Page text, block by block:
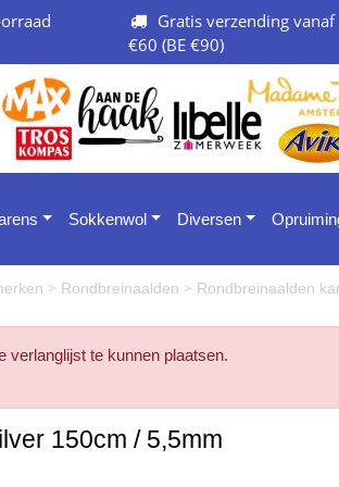
Gratis verzending vanaf
€60 (BE €90)
Sokkenwol Diversen
> Rondbreinaalden > Rondbreinaalden
verlanglijst te kunnen plaatsen.
150cm / 5,5mm